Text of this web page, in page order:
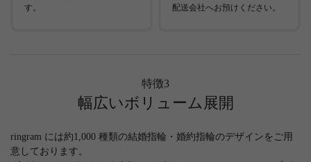
す。
配送会社へお預けください。
特徴3
幅広いボリューム展開
ringram には約1,000 種類の結婚指輪・婚約指輪のデザインをご用
意しております。